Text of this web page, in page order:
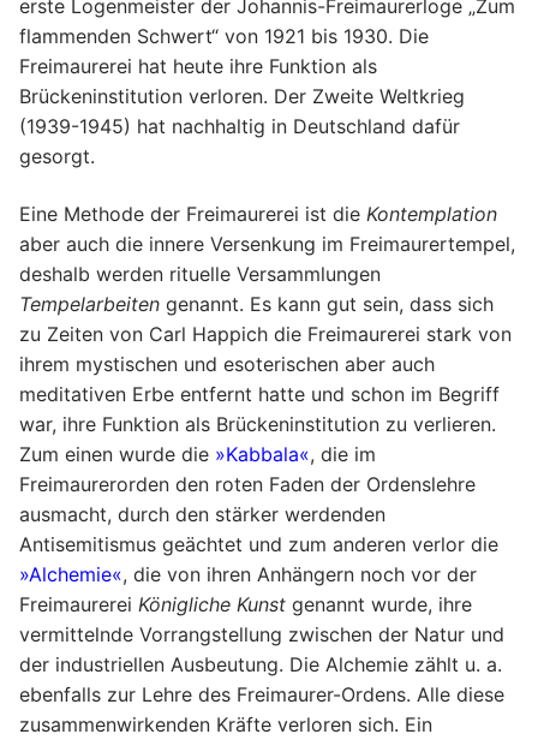
erste Logenmeister der Johannis-Freimaurerloge „Zum
flammenden Schwert“ von 1921 bis 1930. Die
Freimaurerei hat heute ihre Funktion als
Brückeninstitution verloren. Der Zweite Weltkrieg
(1939-1945) hat nachhaltig in Deutschland dafür
gesorgt.
Eine Methode der Freimaurerei ist die Kontemplation
aber auch die innere Versenkung im Freimaurertempel,
deshalb werden rituelle Versammlungen
Tempelarbeiten genannt. Es kann gut sein, dass sich
zu Zeiten von Carl Happich die Freimaurerei stark von
ihrem mystischen und esoterischen aber auch
meditativen Erbe entfernt hatte und schon im Begriff
war, ihre Funktion als Brückeninstitution zu verlieren.
Zum einen wurde die »Kabbala«, die im
Freimaurerorden den roten Faden der Ordenslehre
ausmacht, durch den stärker werdenden
Antisemitismus geächtet und zum anderen verlor die
»Alchemie«, die von ihren Anhängern noch vor der
Freimaurerei Königliche Kunst genannt wurde, ihre
vermittelnde Vorrangstellung zwischen der Natur und
der industriellen Ausbeutung. Die Alchemie zählt u. a.
ebenfalls zur Lehre des Freimaurer-Ordens. Alle diese
zusammenwirkenden Kräfte verloren sich. Ein